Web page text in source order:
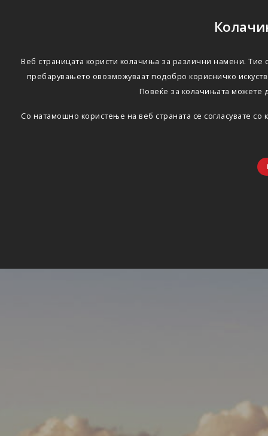
Веб страницата користи колачиња за различни намени.
пребарувањето овозможуваат подобро корисничко
Повеќе за колачињата можете
Со натамошно користење на веб страната се согласувате